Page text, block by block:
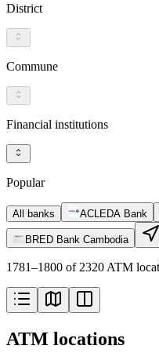
District
Commune
Financial institutions
Popular
All banks ACLEDA Bank
BRED Bank Cambodia
1781–1800 of 2320 ATM
ATM locations